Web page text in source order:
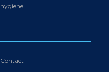
hygiene
Contact